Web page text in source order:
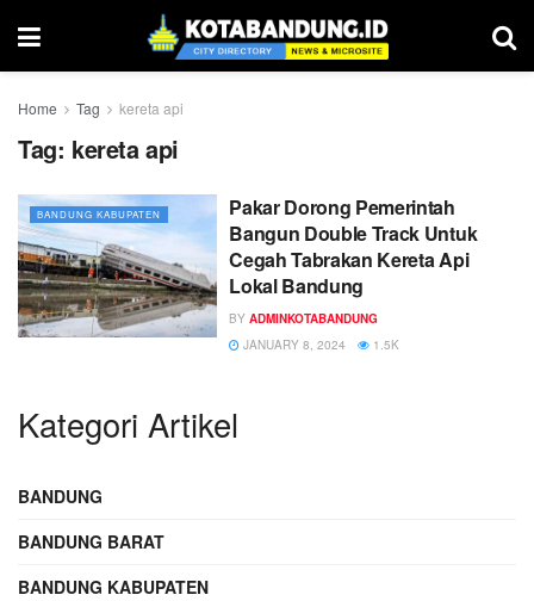
Home Tag kereta api
Tag: kereta api
BANDUNG KABUPATEN
Pakar Dorong Pemerintah
Bangun Double Track Untuk
Cegah Tabrakan Kereta Api
Lokal Bandung
BY ADMINKOTABANDUNG
JANUARY 8, 2024
1.5K
Kategori Artikel
BANDUNG
BANDUNG BARAT
BANDUNG KABUPATEN